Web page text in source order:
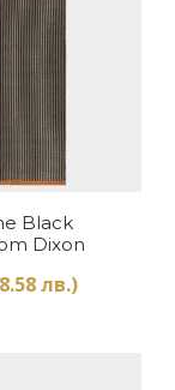
Black
Dixon
лв.)